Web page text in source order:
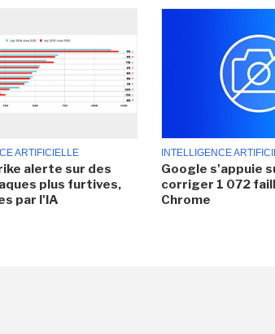
ARTIFICIELLE
alerte sur des
plus furtives,
par l'IA
INTELLIGENCE
Google s'appuie
corriger 1 072
Chrome